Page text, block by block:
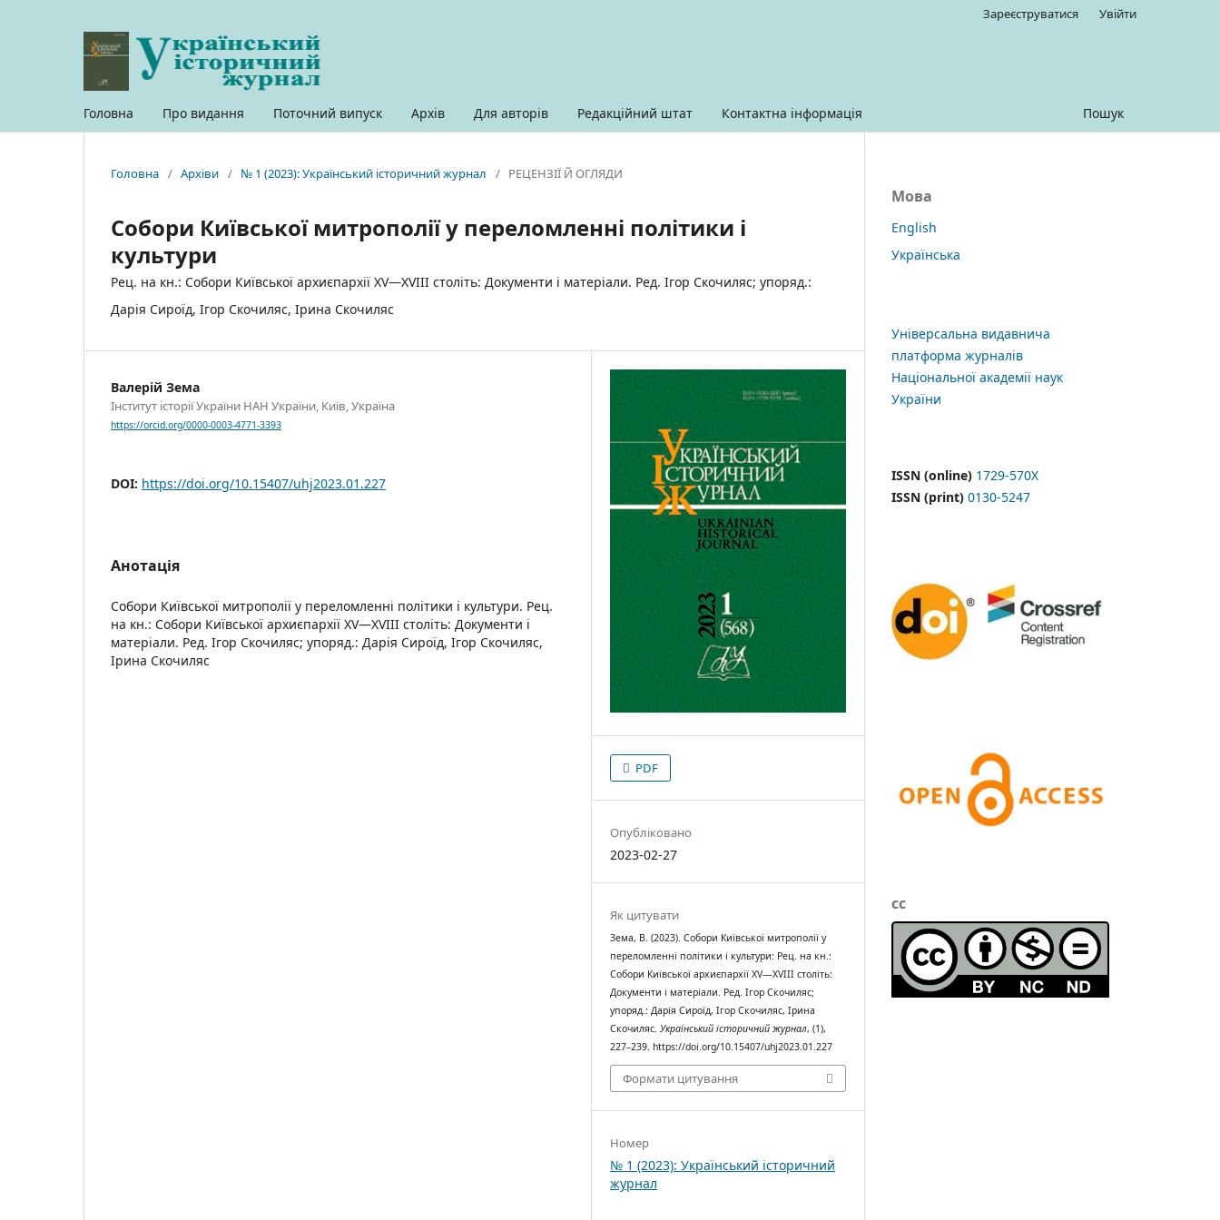
Головна Про видання Поточний випуск Архів Для авторів Редакційний штат Контактна інформація Пошук
Зареєструватися Увійти
Головна / Архіви / № 1 (2023): Український історичний журнал / РЕЦЕНЗІЇ Й ОГЛЯДИ
Собори Київської митрополії у переломленні політики і
культури
Рец. на кн.: Собори Київської архиєпархії XV—XVIII століть: Документи і матеріали. Ред. Ігор Скочиляс; упоряд.:
Дарія Сироїд, Ігор Скочиляс, Ірина Скочиляс
Валерій Зема
Інститут історії України НАН України, Київ, Україна
https://orcid.org/0000-0003-4771-3393
DOI: https://doi.org/10.15407/uhj2023.01.227
Анотація
Собори Київської митрополії у переломленні політики і культури. Рец.
на кн.: Собори Київської архиєпархії XV—XVIII століть: Документи і
матеріали. Ред. Ігор Скочиляс; упоряд.: Дарія Сироїд, Ігор Скочиляс,
Ірина Скочиляс
PDF
Опубліковано
2023-02-27
Як цитувати
Зема, В. (2023). Собори Київської митрополії у
переломленні політики і культури: Рец. на кн.:
Собори Київської архиєпархії XV—XVIII століть:
Документи і матеріали. Ред. Ігор Скочиляс;
упоряд.: Дарія Сироїд, Ігор Скочиляс, Ірина
Скочиляс.Український історичний журнал, (1),
227–239. https://doi.org/10.15407/uhj2023.01.227
Формати цитування
Номер
№ 1 (2023): Український історичний
журнал
Мова
English
Українська
Універсальна видавнича
платформа журналів
Національної академії наук
України
ISSN (online) 1729-570X
ISSN (print) 0130-5247
cc